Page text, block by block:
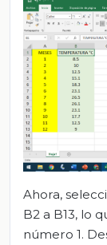
Ahora,
B2 a B13, lo
número 1.